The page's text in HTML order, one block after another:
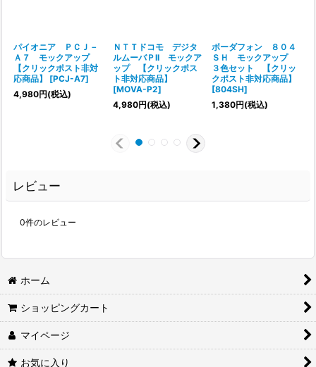
パイオニア ＰＣＪ－
Ａ７ モックアップ
【クリックポスト非対
応商品】
[PCJ-A7]
4,980円(税込)
ＮＴＴドコモ デジタ
ルムーバＰII モックア
ップ 【クリックポス
ト非対応商品】
[MOVA-P2]
4,980円(税込)
ボーダフォン ８０４
ＳＨ モックアップ
３色セット 【クリッ
クポスト非対応商品】
[804SH]
1,380円(税込)
レビュー
0件のレビュー
ホーム
ショッピングカート
マイページ
お気に入り